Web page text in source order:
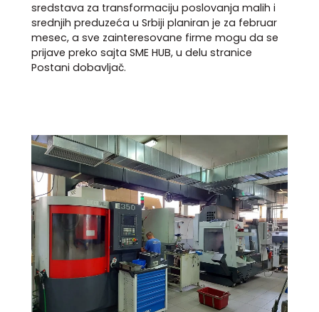
sredstava za transformaciju poslovanja malih i
srednjih preduzeća u Srbiji planiran je za februar
mesec, a sve zainteresovane firme mogu da se
prijave preko sajta SME HUB, u delu stranice
Postani dobavljač.